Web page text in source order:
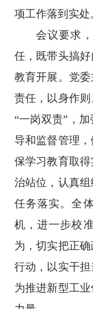
项工作落到实处
会议要求
任，既带头搞
教育开展。党
责任，以身作
“一岗双责”，
导和监督管理
保学习教育取
治站位，认真
任务落实。全
机，进一步校
为，切实把正
行动，以实干
为推进新型工